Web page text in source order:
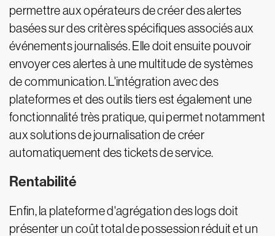
permettre aux opérateurs de créer des alertes
basées sur des critères spécifiques associés aux
événements journalisés. Elle doit ensuite pouvoir
envoyer ces alertes à une multitude de systèmes
de communication. L'intégration avec des
plateformes et des outils tiers est également une
fonctionnalité très pratique, qui permet notamment
aux solutions de journalisation de créer
automatiquement des tickets de service.
Rentabilité
Enfin, la plateforme d'agrégation des logs doit
présenter un coût total de possession réduit et un